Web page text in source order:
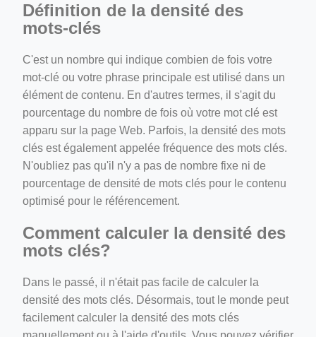
Définition de la densité des
mots-clés
C'est un nombre qui indique combien de fois votre
mot-clé ou votre phrase principale est utilisé dans un
élément de contenu. En d'autres termes, il s'agit du
pourcentage du nombre de fois où votre mot clé est
apparu sur la page Web. Parfois, la densité des mots
clés est également appelée fréquence des mots clés.
N'oubliez pas qu'il n'y a pas de nombre fixe ni de
pourcentage de densité de mots clés pour le contenu
optimisé pour le référencement.
Comment calculer la densité des
mots clés?
Dans le passé, il n'était pas facile de calculer la
densité des mots clés. Désormais, tout le monde peut
facilement calculer la densité des mots clés